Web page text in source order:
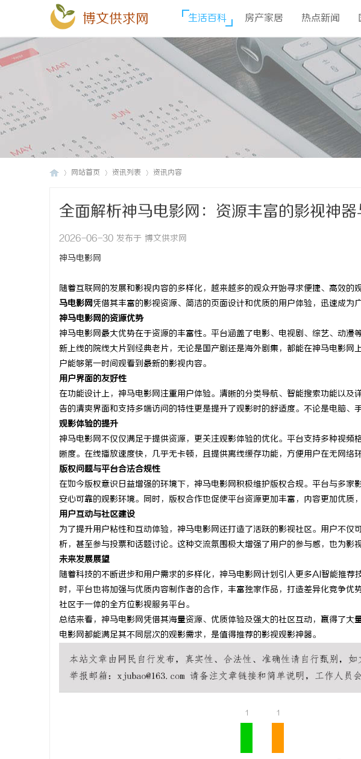
博文供求网 生活百科 房产家居 热点新闻
网站首页 资讯列表 资讯内容
全面解析神马电影网：资源丰富的影视神
2026-06-30 发布于 博文供求网
神马电影网
随着互联网的发展和影视内容的多样化，越来越多的观众开始寻求便捷、高效的
马电影网凭借其丰富的影视资源、简洁的页面设计和优质的用户体验，迅速成为
神马电影网的资源优势
神马电影网最大优势在于资源的丰富性。平台涵盖了电影、电视剧、综艺、动漫
新上线的院线大片到经典老片，无论是国产剧还是海外剧集，都能在神马电影网
户能够第一时间观看到最新的影视内容。
用户界面的友好性
在功能设计上，神马电影网注重用户体验。清晰的分类导航、智能搜索功能以及
告的清爽界面和支持多端访问的特性更是提升了观影时的舒适度。不论是电脑、
观影体验的提升
神马电影网不仅仅满足于提供资源，更关注观影体验的优化。平台支持多种视频
晰度。在线播放速度快，几乎无卡顿，且提供离线缓存功能，方便用户在无网络
版权问题与平台合法合规性
在如今版权意识日益增强的环境下，神马电影网积极维护版权合规。平台与多家
安心可靠的观影环境。同时，版权合作也促使平台资源更加丰富，内容更加优质
用户互动与社区建设
为了提升用户粘性和互动体验，神马电影网还打造了活跃的影视社区。用户不仅
析，甚至参与投票和话题讨论。这种交流氛围极大增强了用户的参与感，也为影
未来发展展望
随着科技的不断进步和用户需求的多样化，神马电影网计划引入更多AI智能推荐
时，平台也将加强与优质内容制作者的合作，丰富独家作品，打造差异化竞争优
社区于一体的全方位影视服务平台。
总结来看，神马电影网凭借其海量资源、优质体验及强大的社区互动，赢得了大
电影网都能满足其不同层次的观影需求，是值得推荐的影视观影神器。
1 1